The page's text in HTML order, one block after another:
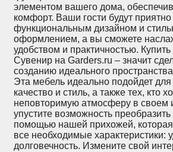
элементом вашего дома,
комфорт. Ваши гости будут
функциональным дизайном и
оформлением, а вы сможете
удобством и практичностью.
Сувенир на Garders.ru – значит
созданию идеального
Эта мебель идеально подойдет
качество и стиль, а также тех, кто
неповторимую атмосферу в своем
упустите возможность
помощью нашей прихожей, которая
все необходимые характеристики:
долговечность. Измените свой